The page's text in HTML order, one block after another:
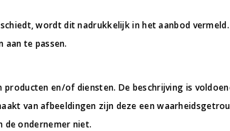
wordt dit nadrukkelijk in het aanbod vermeld.
aan te passen.
en/of diensten. De beschrijving is
van afbeeldingen zijn deze een
de ondernemer niet.